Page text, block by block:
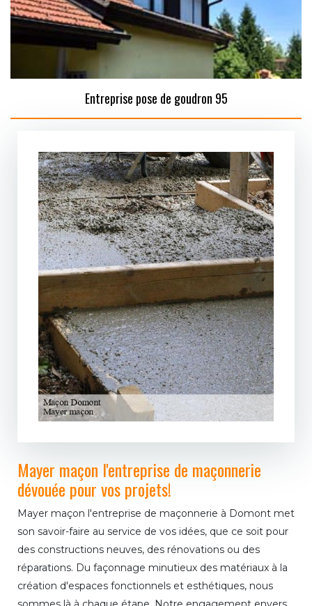
Entreprise pose de goudron 95
Mayer maçon l'entreprise de maçonnerie
dévouée pour vos projets!
Mayer maçon l'entreprise de maçonnerie à Domont met
son savoir-faire au service de vos idées, que ce soit pour
des constructions neuves, des rénovations ou des
réparations. Du façonnage minutieux des matériaux à la
création d'espaces fonctionnels et esthétiques, nous